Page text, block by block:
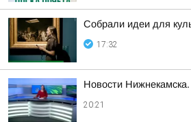
Собрали идеи для
17:32
Новости
20:21